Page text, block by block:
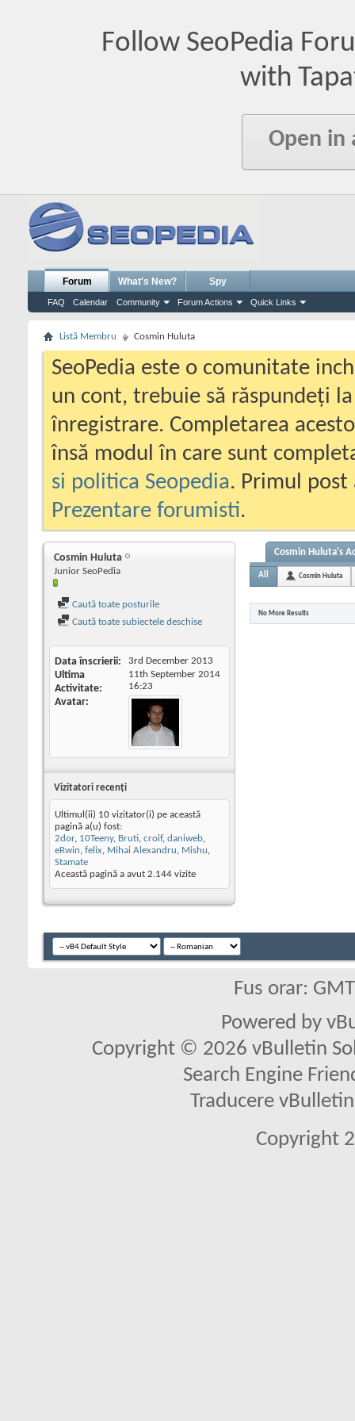
Follow SeoPedia
with
Open in
Forum
FAQ Calendar Community Forum Actions Quick Links
What's New? Spy
Listă Membru Cosmin Huluta
SeoPedia este o comunitate
un cont, trebuie să răspundeți
înregistrare. Completarea
însă modul în care sunt
si politica Seopedia. Primul
Prezentare forumisti.
Cosmin Huluta
Junior SeoPedia
Caută toate posturile
Caută toate subiectele deschise
Data înscrierii 3rd December 2013
Ultima
Activitate
11th September 2014
16:23
Avatar
Vizitatori recenţi
Ultimul(ii) 10 vizitator(i) pe această
pagină a(u) fost:
2dor, 10Teeny, Bruti, croif, daniweb,
eRwin, felix, Mihai Alexandru, Mishu,
Stamate
Această pagină a avut 2.144 vizite
Cosmin Huluta's
All Cosmin Huluta
No More Results
Fus orar:
Powered by
Copyright © 2026 vBulletin
Search Engine
Traducere
Copyright